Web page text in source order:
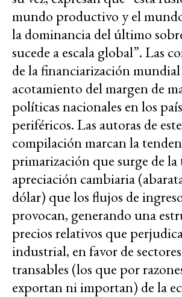
mundo productivo y el
la dominancia del último
sucede a escala global”. Las
de la financiarización mundial
acotamiento del margen de
políticas nacionales en los
periféricos. Las autoras de
compilación marcan la
primarización que surge de la
apreciación cambiaria
dólar) que los flujos de
provocan, generando una
precios relativos que
industrial, en favor de
transables (los que por
exportan ni importan) de la